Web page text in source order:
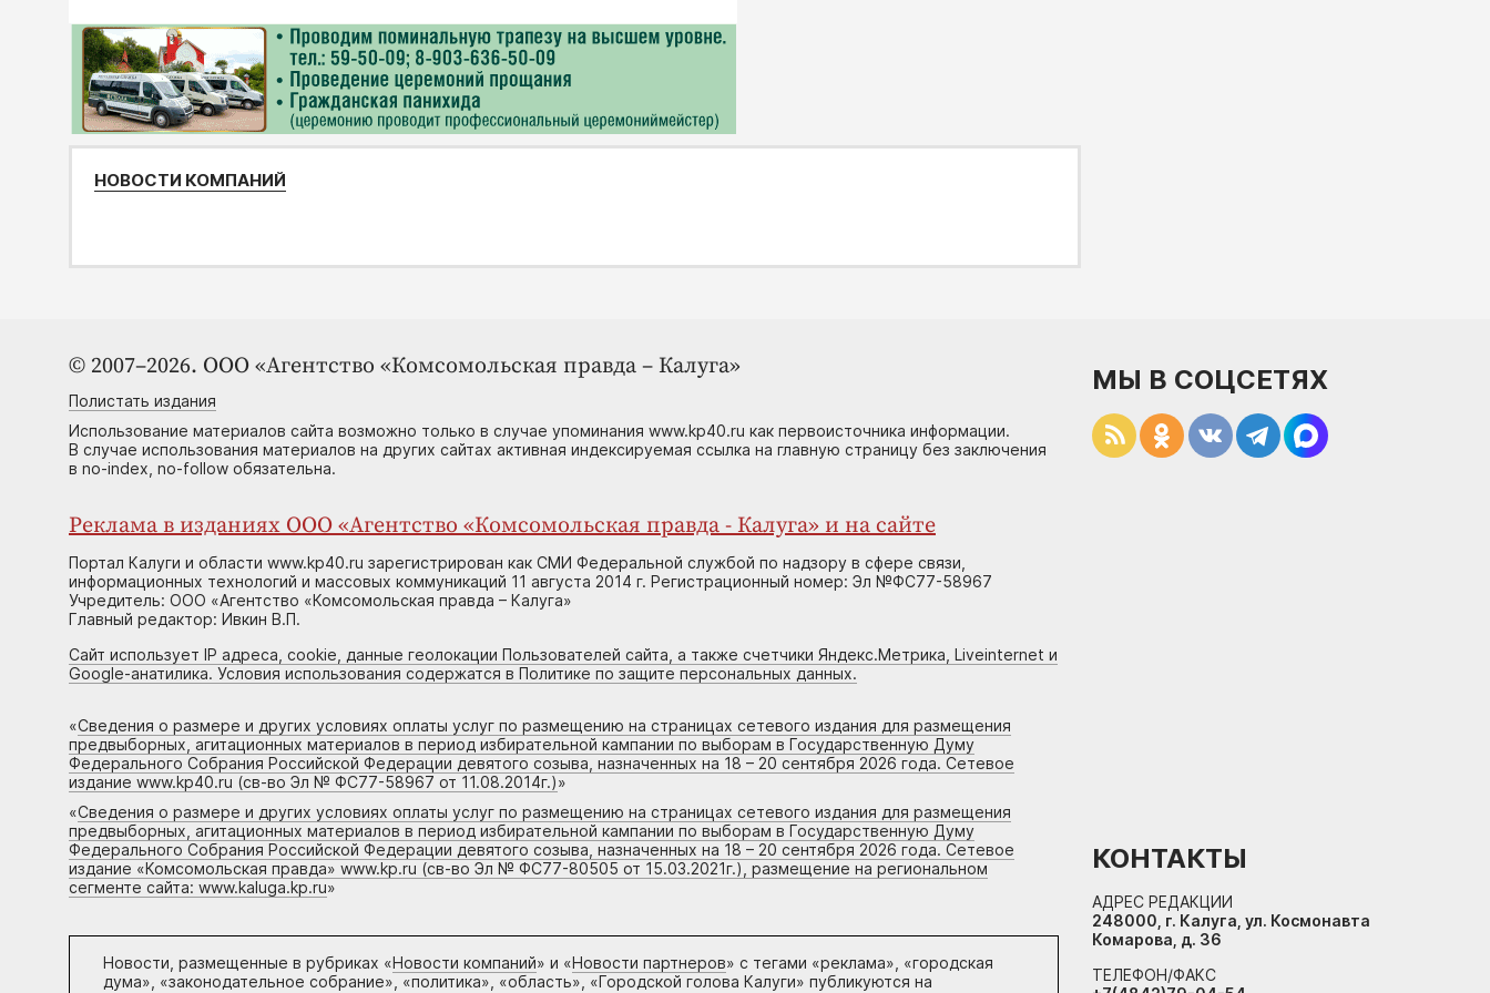
НОВОСТИ КОМПАНИЙ
© 2007–2026. ООО «Агентство «Комсомольская правда – Калуга»
Полистать издания
Использование материалов сайта возможно только в случае упоминания www.kp40.ru как первоисточника информации.
В случае использования материалов на других сайтах активная индексируемая ссылка на главную страницу без заключения
в no-index, no-follow обязательна.
Реклама в изданиях ООО «Агентство «Комсомольская правда - Калуга» и на сайте
Портал Калуги и области www.kp40.ru зарегистрирован как СМИ Федеральной службой по надзору в сфере связи,
информационных технологий и массовых коммуникаций 11 августа 2014 г. Регистрационный номер: Эл №ФС77-58967
Учредитель: ООО «Агентство «Комсомольская правда – Калуга»
Главный редактор: Ивкин В.П.
Сайт использует IP адреса, cookie, данные геолокации Пользователей сайта, а также счетчики Яндекс.Метрика, Liveinternet и
Google-анатилика. Условия использования содержатся в Политике по защите персональных данных.
«Сведения о размере и других условиях оплаты услуг по размещению на страницах сетевого издания для размещения
предвыборных, агитационных материалов в период избирательной кампании по выборам в Государственную Думу
Федерального Собрания Российской Федерации девятого созыва, назначенных на 18 – 20 сентября 2026 года. Сетевое
издание www.kp40.ru (св-во Эл № ФС77-58967 от 11.08.2014г.)»
«Сведения о размере и других условиях оплаты услуг по размещению на страницах сетевого издания для размещения
предвыборных, агитационных материалов в период избирательной кампании по выборам в Государственную Думу
Федерального Собрания Российской Федерации девятого созыва, назначенных на 18 – 20 сентября 2026 года. Сетевое
издание «Комсомольская правда» www.kp.ru (св-во Эл № ФС77-80505 от 15.03.2021г.), размещение на региональном
сегменте сайта: www.kaluga.kp.ru»
Новости, размещенные в рубриках «Новости компаний» и «Новости партнеров» с тегами «реклама», «городская
дума», «законодательное собрание», «политика», «область», «Городской голова Калуги» публикуются на
МЫ В СОЦСЕТЯХ
КОНТАКТЫ
АДРЕС РЕДАКЦИИ
248000, г. Калуга, ул. Космонавта
Комарова, д. 36
ТЕЛЕФОН/ФАКС